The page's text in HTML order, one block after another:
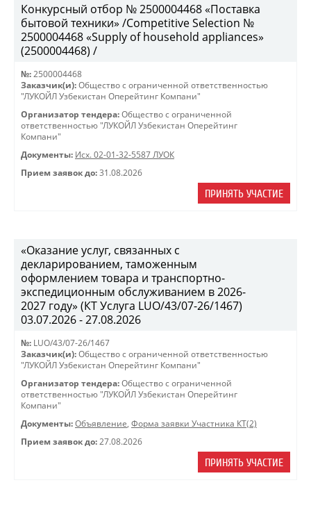
Конкурсный отбор № 2500004468 «Поставка
бытовой техники» /Competitive Selection №
2500004468 «Supply of household appliances»
(2500004468) /
№: 2500004468
Заказчик(и): Общество с ограниченной ответственностью
"ЛУКОЙЛ Узбекистан Оперейтинг Компани"
Организатор тендера: Общество с ограниченной
ответственностью "ЛУКОЙЛ Узбекистан Оперейтинг
Компани"
Документы: Исх. 02-01-32-5587 ЛУОК
Прием заявок до: 31.08.2026
ПРИНЯТЬ УЧАСТИЕ
«Оказание услуг, связанных с
декларированием, таможенным
оформлением товара и транспортно-
экспедиционным обслуживанием в 2026-
2027 году» (КТ Услуга LUO/43/07-26/1467)
03.07.2026 - 27.08.2026
№: LUO/43/07-26/1467
Заказчик(и): Общество с ограниченной ответственностью
"ЛУКОЙЛ Узбекистан Оперейтинг Компани"
Организатор тендера: Общество с ограниченной
ответственностью "ЛУКОЙЛ Узбекистан Оперейтинг
Компани"
Документы: Объявление, Форма заявки Участника КТ(2)
Прием заявок до: 27.08.2026
ПРИНЯТЬ УЧАСТИЕ